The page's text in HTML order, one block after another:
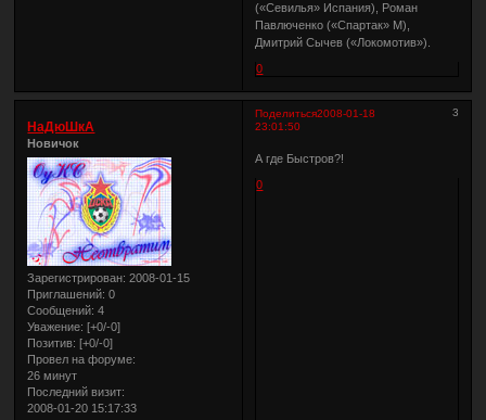
(«Севилья» Испания), Роман
Павлюченко («Спартак» М),
Дмитрий Сычев («Локомотив»).
0
Поделиться 3
2008-01-18
23:01:50
НаДюШкА
Новичок
Зарегистрирован: 2008-01-15
Приглашений: 0
Сообщений: 4
Уважение: [+0/-0]
Позитив: [+0/-0]
Провел на форуме:
26 минут
Последний визит:
2008-01-20 15:17:33
А где Быстров?!
0